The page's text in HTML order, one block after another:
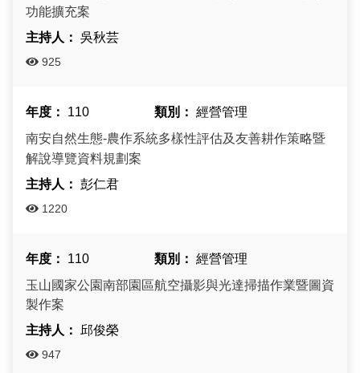
功能擴充案
吳秋芸
925
110
經營管理
南安自然生態-農作系統多樣性評估及友善耕作策略暨
解說導覽資料規劃案
彭仁君
1220
110
經營管理
玉山國家公園南部園區航空攝影與光達掃描作業暨圖資
製作案
邱俊榮
947